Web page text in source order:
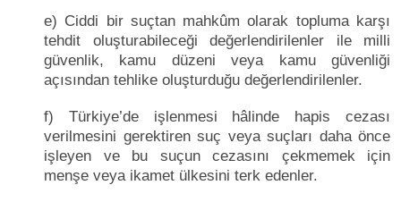
e) Ciddi bir suçtan mahkûm olarak topluma karşı
tehdit oluşturabileceği değerlendirilenler ile milli
güvenlik, kamu düzeni veya kamu güvenliği
açısından tehlike oluşturduğu değerlendirilenler.
f) Türkiye’de işlenmesi hâlinde hapis cezası
verilmesini gerektiren suç veya suçları daha önce
işleyen ve bu suçun cezasını çekmemek için
menşe veya ikamet ülkesini terk edenler.